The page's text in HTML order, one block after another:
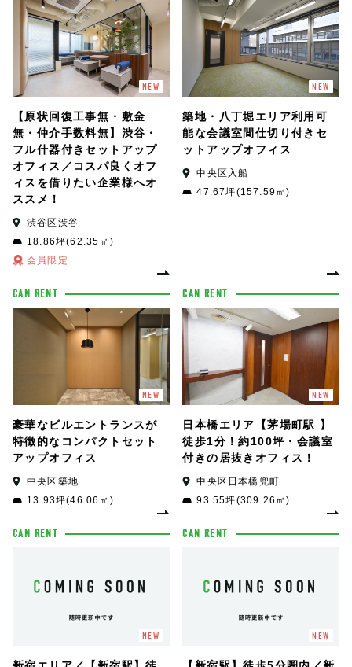
NEW
【原状回復工事無・敷金
無・仲介手数料無】渋谷・
フル什器付きセットアップ
オフィス／コスパ良くオフ
ィスを借りたい企業様へオ
ススメ！
渋谷区渋谷
18.86坪(62.35㎡)
会員限定
NEW
築地・八丁堀エリア利用可
能な会議室間仕切り付きセ
ットアップオフィス
中央区入船
47.67坪(157.59㎡)
CAN RENT
NEW
豪華なビルエントランスが
特徴的なコンパクトセット
アップオフィス
中央区築地
13.93坪(46.06㎡)
CAN RENT
NEW
日本橋エリア【茅場町駅 】
徒歩1分！約100坪・会議室
付きの居抜きオフィス！
中央区日本橋兜町
93.55坪(309.26㎡)
CAN RENT
NEW
CAN RENT
NEW